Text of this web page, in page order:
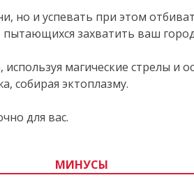
но и успевать при этом
пытающихся захватить ваш
магические стрелы и
собирая эктоплазму.
для вас.
МИНУСЫ